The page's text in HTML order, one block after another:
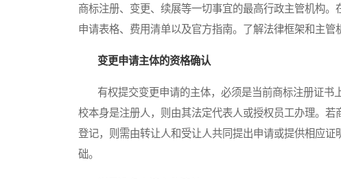
商标注册、变更、续展等一切事宜的最高行政主管机构
申请表格、费用清单以及官方指南。了解法律框架和主管
变更申请主体的资格确认
有权提交变更申请的主体，必须是当前商标注册证书
校本身是注册人，则由其法定代表人或授权员工办理。
登记，则需由转让人和受让人共同提出申请或提供相应
础。